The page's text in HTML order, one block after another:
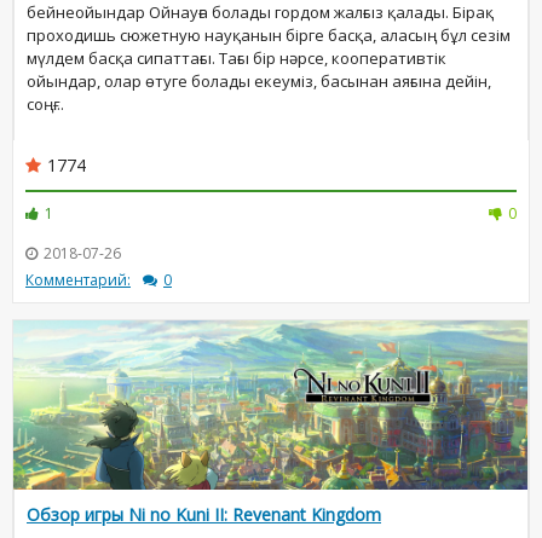
бейнеойындар Ойнауға болады гордом жалғыз қалады. Бірақ
проходишь сюжетную науқанын бірге басқа, аласың бұл сезім
мүлдем басқа сипаттағы. Тағы бір нәрсе, кооперативтік
ойындар, олар өтуге болады екеуміз, басынан аяғына дейін,
соңғ...
1774
1
0
2018-07-26
Комментарий:
0
Обзор игры Ni no Kuni II: Revenant Kingdom